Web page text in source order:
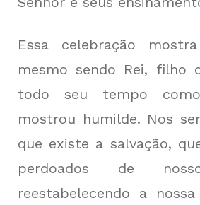
Essa celebração
mesmo sendo Rei, filho
todo seu tempo
mostrou humilde. Nos
que existe a salvação,
perdoados de
reestabelecendo a